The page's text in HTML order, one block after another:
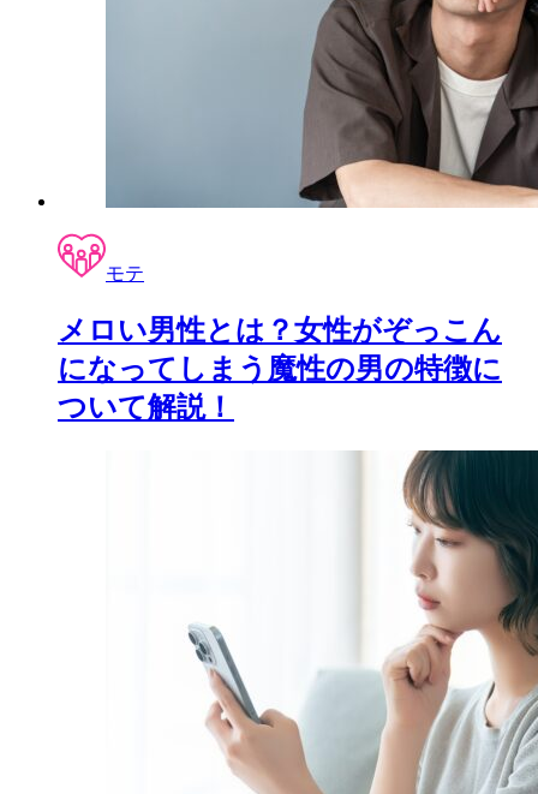
モテ
メロい男性とは？女性がぞっこん
になってしまう魔性の男の特徴に
ついて解説！